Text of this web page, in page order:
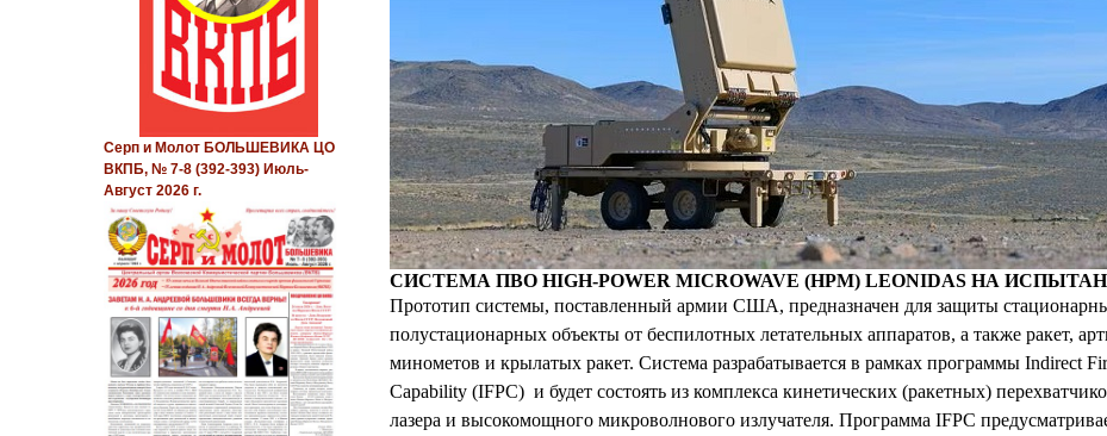
СИСТЕМА ПВО HIGH-POWER MICROWAVE (HPM) LEONIDAS НА
Прототип системы, поставленный армии США, предназначен для защиты
полустационарных объекты от беспилотных летательных аппаратов, а также ракет,
минометов и крылатых ракет. Система разрабатывается в рамках программы Indirect
Capability (IFPC) и будет состоять из комплекса кинетических (ракетных)
лазера и высокомощного микроволнового излучателя. Программа IFPC
Серп и Молот БОЛЬШЕВИКА ЦО
ВКПБ, № 7-8 (392-393) Июль-
Август 2026 г.